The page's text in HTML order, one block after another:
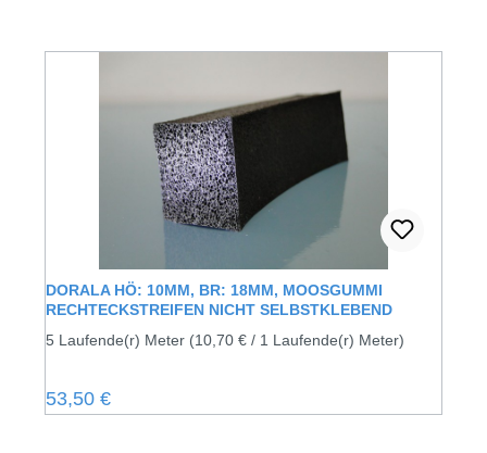
DORALA HÖ: 10MM, BR: 18MM, MOOSGUMMI
RECHTECKSTREIFEN NICHT SELBSTKLEBEND
5 Laufende(r) Meter (10,70 € / 1 Laufende(r) Meter)
Regulärer Preis:
53,50 €